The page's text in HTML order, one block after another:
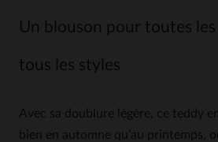
Un blouson pour toutes
tous les styles
Avec sa doublure légère, ce teddy
bien en automne qu’au printemps,